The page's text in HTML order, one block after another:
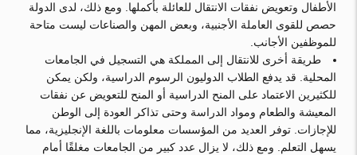
الأطفال وتعويض نفقات الانتقال للعائلة بأكملها. ومع ذلك، لدى الدولة
حصص للقوى العاملة الأجنبية، وبعض المهن والصناعات ليست متاحة
للموظفين الأجانب.
طريقة أخرى للانتقال إلى المملكة هي التسجيل في الجامعات
المحلية. قد يدفع الطلاب الدوليون الرسوم الدراسية، ولكن يمكن
للكثيرين الاعتماد على المنح الدراسية أو المنح للتعويض عن نفقات
المعيشة والطعام ومواد الدراسة وحتى تذاكر العودة إلى الوطن
للإجازات. توفر العديد من المؤسسات معلومات باللغة الإنجليزية، مما
يسهل التعلم. ومع ذلك، لا يزال عدد كبير من الجامعات مغلقًا أمام